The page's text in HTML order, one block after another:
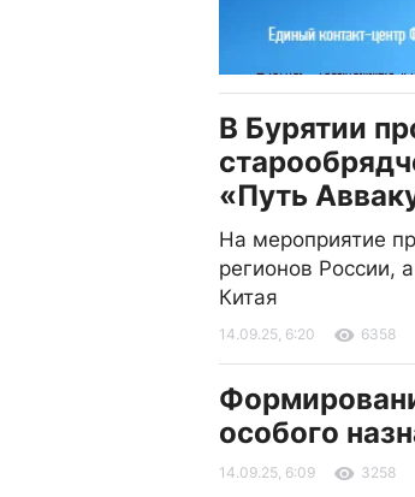
В Бурятии
«Путь
На мероприятие
регионов России,
Китая
14.09.25, 6:20 6358
особого
14.09.25, 6:09 3258